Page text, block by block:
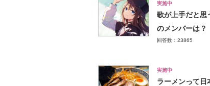
実施中
歌が上手だと思
のメンバーは？
回答数：23865
実施中
ラーメンって日